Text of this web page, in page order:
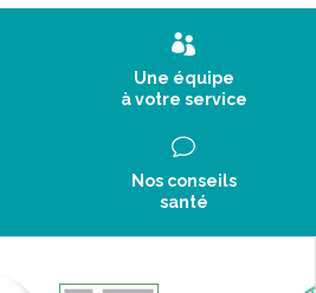
Une équipe
à votre service
Nos conseils
santé